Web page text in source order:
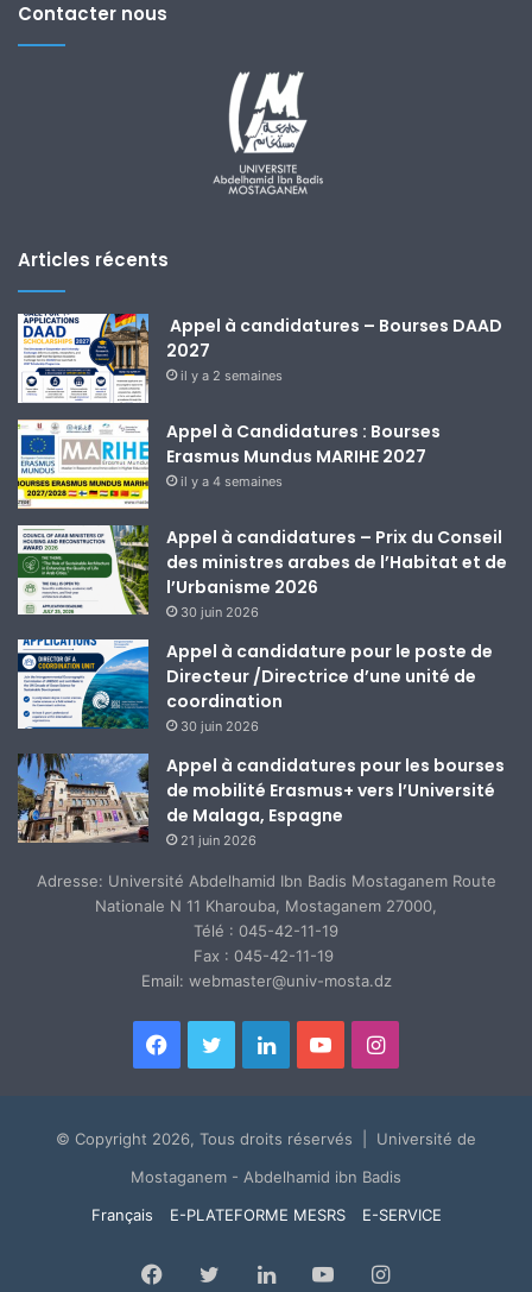
Contacter nous
Articles récents
Appel à candidatures – Bourses DAAD
2027
il y a 2 semaines
Appel à Candidatures : Bourses
Erasmus Mundus MARIHE 2027
il y a 4 semaines
Appel à candidatures – Prix du Conseil
des ministres arabes de l’Habitat et de
l’Urbanisme 2026
30 juin 2026
Appel à candidature pour le poste de
Directeur /Directrice d’une unité de
coordination
30 juin 2026
Appel à candidatures pour les bourses
de mobilité Erasmus+ vers l’Université
de Malaga, Espagne
21 juin 2026
Adresse: Université Abdelhamid Ibn Badis Mostaganem Route
Nationale N 11 Kharouba, Mostaganem 27000,
Télé : 045-42-11-19
Fax : 045-42-11-19
Email: webmaster@univ-mosta.dz
Facebook
TwitterLinkedinYouTubeInstagram
© Copyright 2026, Tous droits réservés | Université de
Mostaganem - Abdelhamid ibn Badis
Français
E-PLATEFORME MESRS E-SERVICE
Facebook
TwitterLinkedinYouTubeInstagram